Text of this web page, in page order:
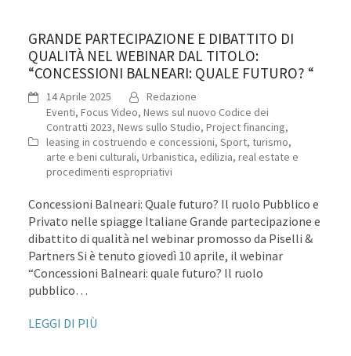
GRANDE PARTECIPAZIONE E DIBATTITO DI
QUALITÀ NEL WEBINAR DAL TITOLO:
“CONCESSIONI BALNEARI: QUALE FUTURO? “
14 Aprile 2025
Redazione
Eventi, Focus Video, News sul nuovo Codice dei
Contratti 2023, News sullo Studio, Project financing,
leasing in costruendo e concessioni, Sport, turismo,
arte e beni culturali, Urbanistica, edilizia, real estate e
procedimenti espropriativi
Concessioni Balneari: Quale futuro? Il ruolo Pubblico e
Privato nelle spiagge Italiane Grande partecipazione e
dibattito di qualità nel webinar promosso da Piselli &
Partners Si è tenuto giovedì 10 aprile, il webinar
“Concessioni Balneari: quale futuro? Il ruolo
pubblico…
LEGGI DI PIÙ